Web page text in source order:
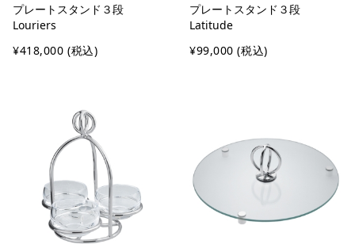
プレートスタンド３段
Louriers
¥418,000 (税込)
プレートスタンド３段
Latitude
¥99,000 (税込)